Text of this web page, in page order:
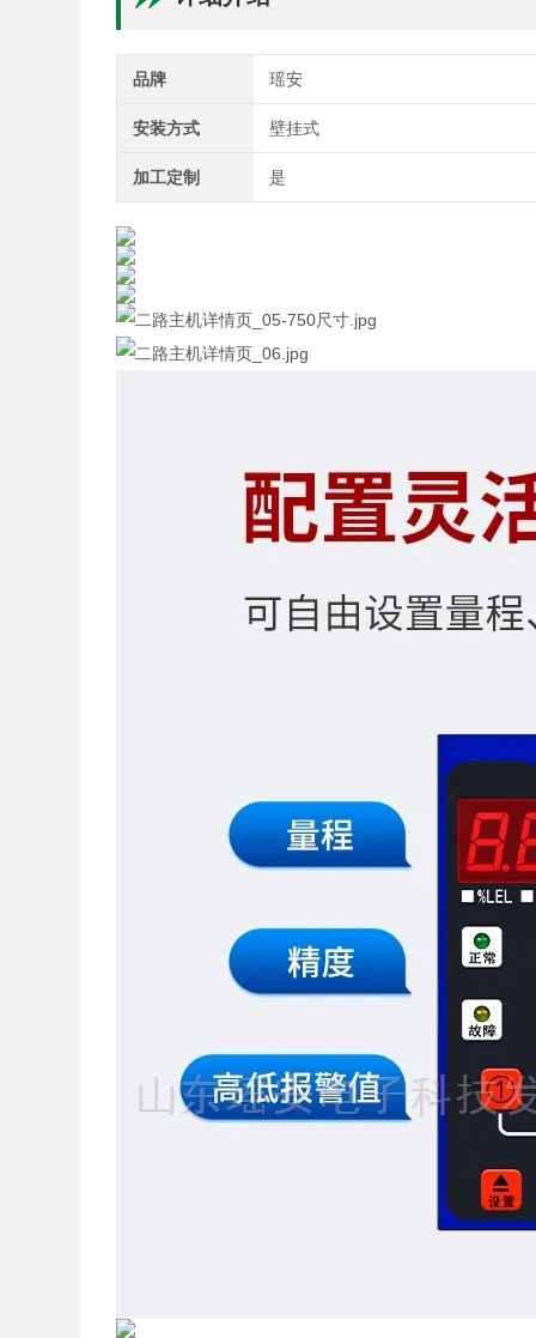
品牌 瑶安
安装方式 壁挂式
加工定制 是